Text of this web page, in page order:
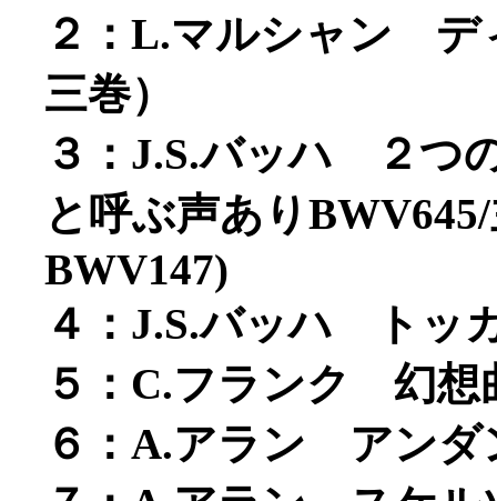
２：L.マルシャン デ
三巻）
３：J.S.バッハ ２つ
と呼ぶ声あり
BWV147)
４：J.S.バッハ トッ
５：C.フランク 幻想
６：A.アラン アンダ